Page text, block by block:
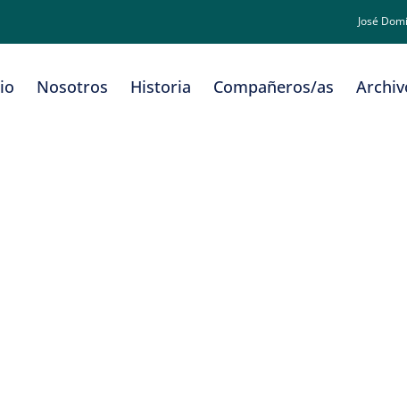
José
Nosotros Historia Compañeros/as